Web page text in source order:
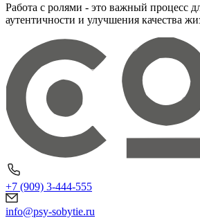
Работа с ролями - это важный процесс
аутентичности и улучшения качества
+7 (909) 3-444-555
info@psy-sobytie.ru